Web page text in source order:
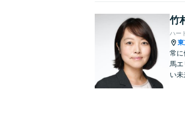
竹
ハー
常に
馬
い